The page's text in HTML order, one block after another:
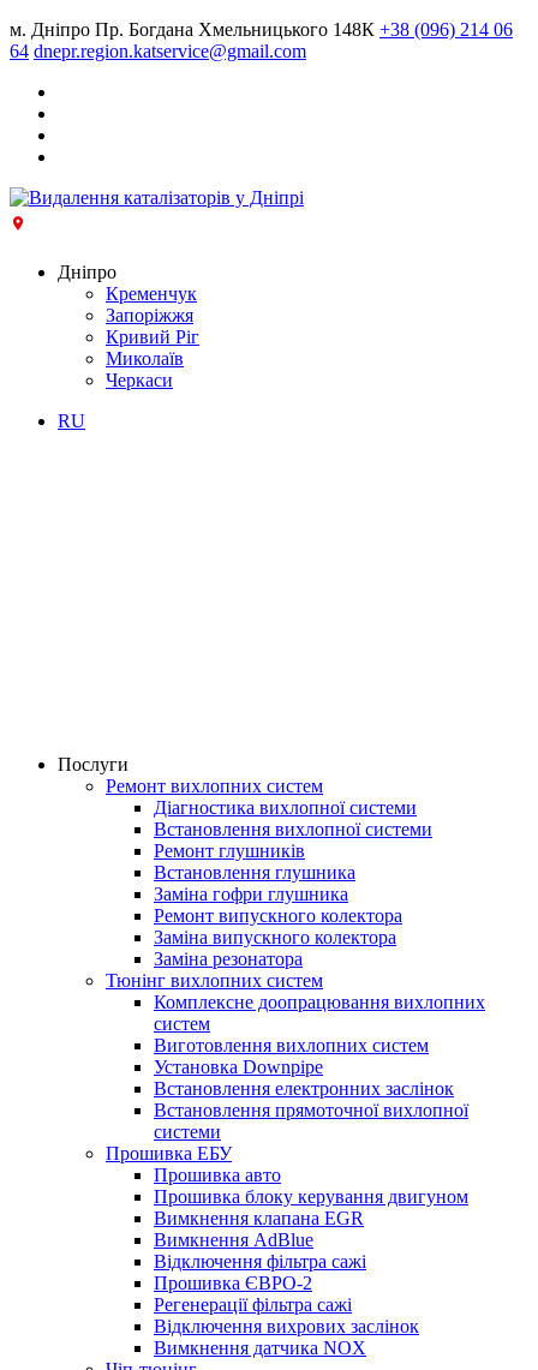
м. Дніпро Пр. Богдана Хмельницького 148К +38 (096) 214 06
64 dnepr.region.katservice@gmail.com
Дніпро
Кременчук
Запоріжжя
Кривий Ріг
Миколаїв
Черкаси
RU
Послуги
Ремонт вихлопних систем
Діагностика вихлопної системи
Встановлення вихлопної системи
Ремонт глушників
Встановлення глушника
Заміна гофри глушника
Ремонт випускного колектора
Заміна випускного колектора
Заміна резонатора
Тюнінг вихлопних систем
Комплексне доопрацювання вихлопних
систем
Виготовлення вихлопних систем
Установка Downpipe
Встановлення електронних заслінок
Встановлення прямоточної вихлопної
системи
Прошивка ЕБУ
Прошивка авто
Прошивка блоку керування двигуном
Вимкнення клапана EGR
Вимкнення AdBlue
Відключення фільтра сажі
Прошивка ЄВРО-2
Регенерації фільтра сажі
Відключення вихрових заслінок
Вимкнення датчика NOX